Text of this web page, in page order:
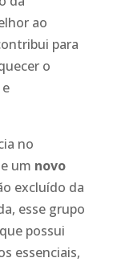
ao
para
o
no
um novo
excluído da
esse grupo
possui
essenciais,